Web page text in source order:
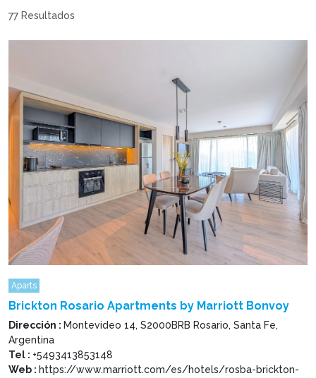
77 Resultados
Aparts
Brickton Rosario Apartments by Marriott Bonvoy
Dirección : Montevideo 14, S2000BRB Rosario, Santa Fe,
Argentina
Tel : +5493413853148
Web : https://www.marriott.com/es/hotels/rosba-brickton-